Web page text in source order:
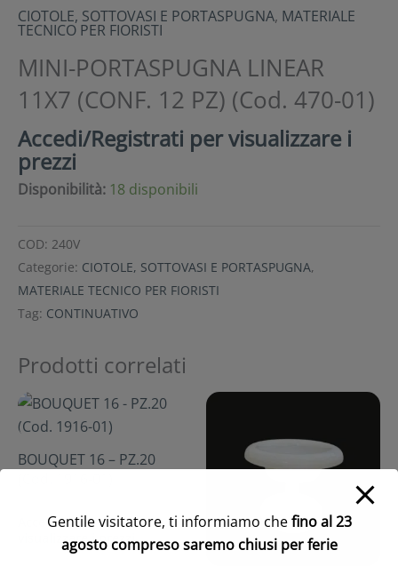
CIOTOLE, SOTTOVASI E PORTASPUGNA, MATERIALE
TECNICO PER FIORISTI
MINI-PORTASPUGNA LINEAR
11X7 (CONF. 12 PZ) (Cod. 470-01)
Accedi/Registrati per visualizzare i
prezzi
Disponibilità: 18 disponibili
COD: 240V
Categorie: CIOTOLE, SOTTOVASI E PORTASPUGNA,
MATERIALE TECNICO PER FIORISTI
Tag: CONTINUATIVO
Prodotti correlati
BOUQUET 16 – PZ.20
Accedi/Registrati per
visualizzare i prezzi
Gentile visitatore, ti informiamo chefino al 23
agosto compreso saremo chiusi per ferie